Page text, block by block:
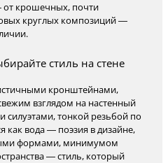
от крошечных, почти
круглых композиций —
стиль на стене
кронштейнами,
взглядом на настенный
тонкой резьбой по
как вода — поэзия в дизайне,
формами, минимумом
— стиль, который